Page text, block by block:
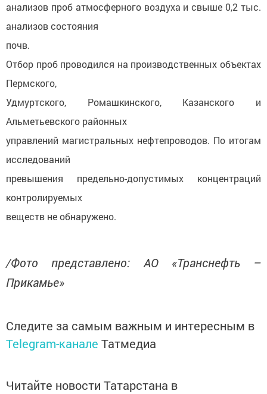
анализов проб атмосферного воздуха и свыше 0,2 тыс.
анализов состояния
почв.
Отбор проб проводился на производственных объектах
Пермского,
Удмуртского, Ромашкинского, Казанского и
Альметьевского районных
управлений магистральных нефтепроводов. По итогам
исследований
превышения предельно-допустимых концентраций
контролируемых
веществ не обнаружено.
/Фото представлено: АО «Транснефть –
Прикамье»
Следите за самым важным и интересным в
Telegram-канале Татмедиа
Читайте новости Татарстана в